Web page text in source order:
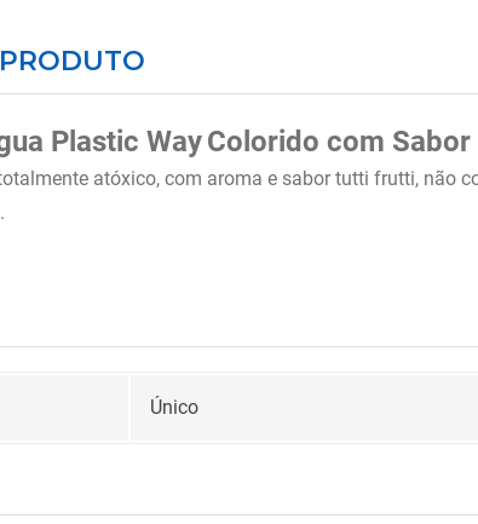
Plastic WayColorido com Sabor
atóxico, com aroma e sabor tutti frutti, não
Único